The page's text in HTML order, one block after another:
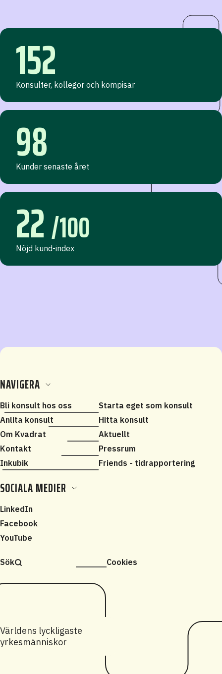
152
Konsulter, kollegor och kompisar
98
Kunder senaste året
22/100
Nöjd kund-index
NAVIGERA
Bli konsult hos oss
Starta eget som konsult
Anlita konsult
Hitta konsult
Om Kvadrat
Aktuellt
Kontakt
Pressrum
Inkubik
Friends - tidrapportering
SOCIALA MEDIER
LinkedIn
Facebook
YouTube
Sök Cookies
Världens lyckligaste
yrkesmänniskor